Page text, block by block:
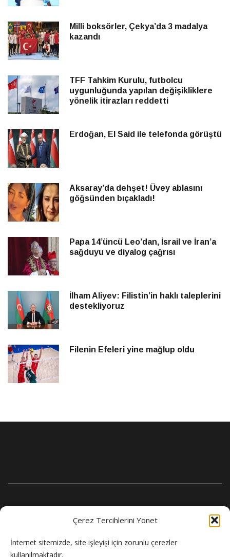
Çerez Tercihlerini Yönet
İnternet sitemizde, site işleyişi için zorunlu çerezler
kullanılmaktadır.
Milli boksörler, Çekya’da 3 madalya
kazandı
TFF Tahkim Kurulu, futbolcu
uygunluğunda yapılan değişikliklere
yönelik itirazları reddetti
Erdoğan, El Said ile telefonda görüştü
Aksaray’da dehşet! Üvey ablasını
göğsünden bıçakladı!
Papa 14’üncü Leo’dan, İsrail ve İran’a
sağduyu ve diyalog çağrısı
İlham Aliyev: Filistin’in haklı taleplerini
destekliyoruz
Filenin Efeleri yine mağlup oldu